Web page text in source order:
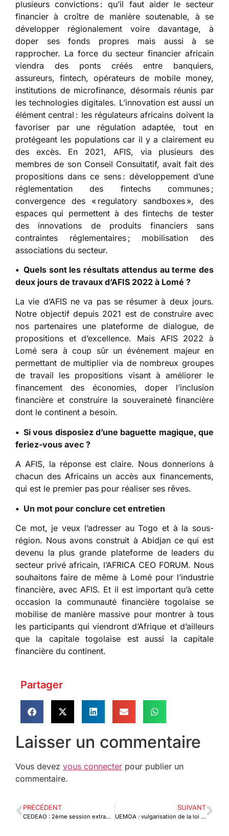
plusieurs convictions : qu’il faut aider le secteur
financier à croître de manière soutenable, à se
développer régionalement voire davantage, à
doper ses fonds propres mais aussi à se
rapprocher. La force du secteur financier africain
viendra des ponts créés entre banquiers,
assureurs, fintech, opérateurs de mobile money,
institutions de microfinance, désormais réunis par
les technologies digitales. L’innovation est aussi un
élément central : les régulateurs africains doivent la
favoriser par une régulation adaptée, tout en
protégeant les populations car il y a clairement eu
des excès. En 2021, AFIS, via plusieurs des
membres de son Conseil Consultatif, avait fait des
propositions dans ce sens : développement d’une
réglementation des fintechs communes ;
convergence des « regulatory sandboxes », des
espaces qui permettent à des fintechs de tester
des innovations de produits financiers sans
contraintes réglementaires ; mobilisation des
associations du secteur.
• Quels sont les résultats attendus au terme des
deux jours de travaux d’AFIS 2022 à Lomé ?
La vie d’AFIS ne va pas se résumer à deux jours.
Notre objectif depuis 2021 est de construire avec
nos partenaires une plateforme de dialogue, de
propositions et d’excellence. Mais AFIS 2022 à
Lomé sera à coup sûr un événement majeur en
permettant de multiplier via de nombreux groupes
de travail les propositions visant à améliorer le
financement des économies, doper l’inclusion
financière et construire la souveraineté financière
dont le continent a besoin.
• Si vous disposiez d’une baguette magique, que
feriez-vous avec ?
A AFIS, la réponse est claire. Nous donnerions à
chacun des Africains un accès aux financements,
qui est le premier pas pour réaliser ses rêves.
• Un mot pour conclure cet entretien
Ce mot, je veux l’adresser au Togo et à la sous-
région. Nous avons construit à Abidjan ce qui est
devenu la plus grande plateforme de leaders du
secteur privé africain, l’AFRICA CEO FORUM. Nous
souhaitons faire de même à Lomé pour l’industrie
financière, avec AFIS. Et il est important qu’à cette
occasion la communauté financière togolaise se
mobilise de manière massive pour montrer à tous
les participants qui viendront d’Afrique et d’ailleurs
que la capitale togolaise est aussi la capitale
financière du continent.
Partager
Laisser un commentaire
Vous devez vous connecter pour publier un
commentaire.
PRÉCÉDENT
CEDEAO : 2ème session extraordinaire de l’année à Lomé
SUIVANT
UEMOA : vulgarisation de la loi relative aux infractions boursières